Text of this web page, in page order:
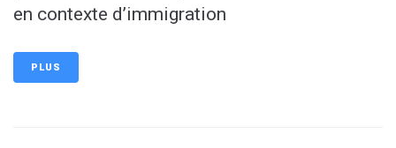
en contexte d’immigration
PLUS